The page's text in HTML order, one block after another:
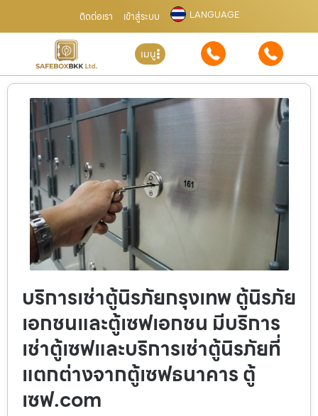
ติดต่อเรา เข้าสู่ระบบ LANGUAGE
เมนู
บริการเช่าตู้นิรภัยกรุงเทพ ตู้นิรภัย
เอกชนและตู้เซฟเอกชน มีบริการ
เช่าตู้เซฟและบริการเช่าตู้นิรภัยที่
แตกต่างจากตู้เซฟธนาคาร ตู้
เซฟ.com